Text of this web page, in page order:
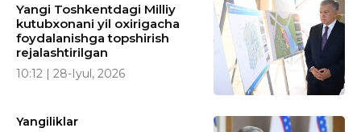
Yangi Toshkentdagi Milliy
kutubxonani yil oxirigacha
foydalanishga topshirish
rejalashtirilgan
10:12 | 28-Iyul, 2026
Yangiliklar